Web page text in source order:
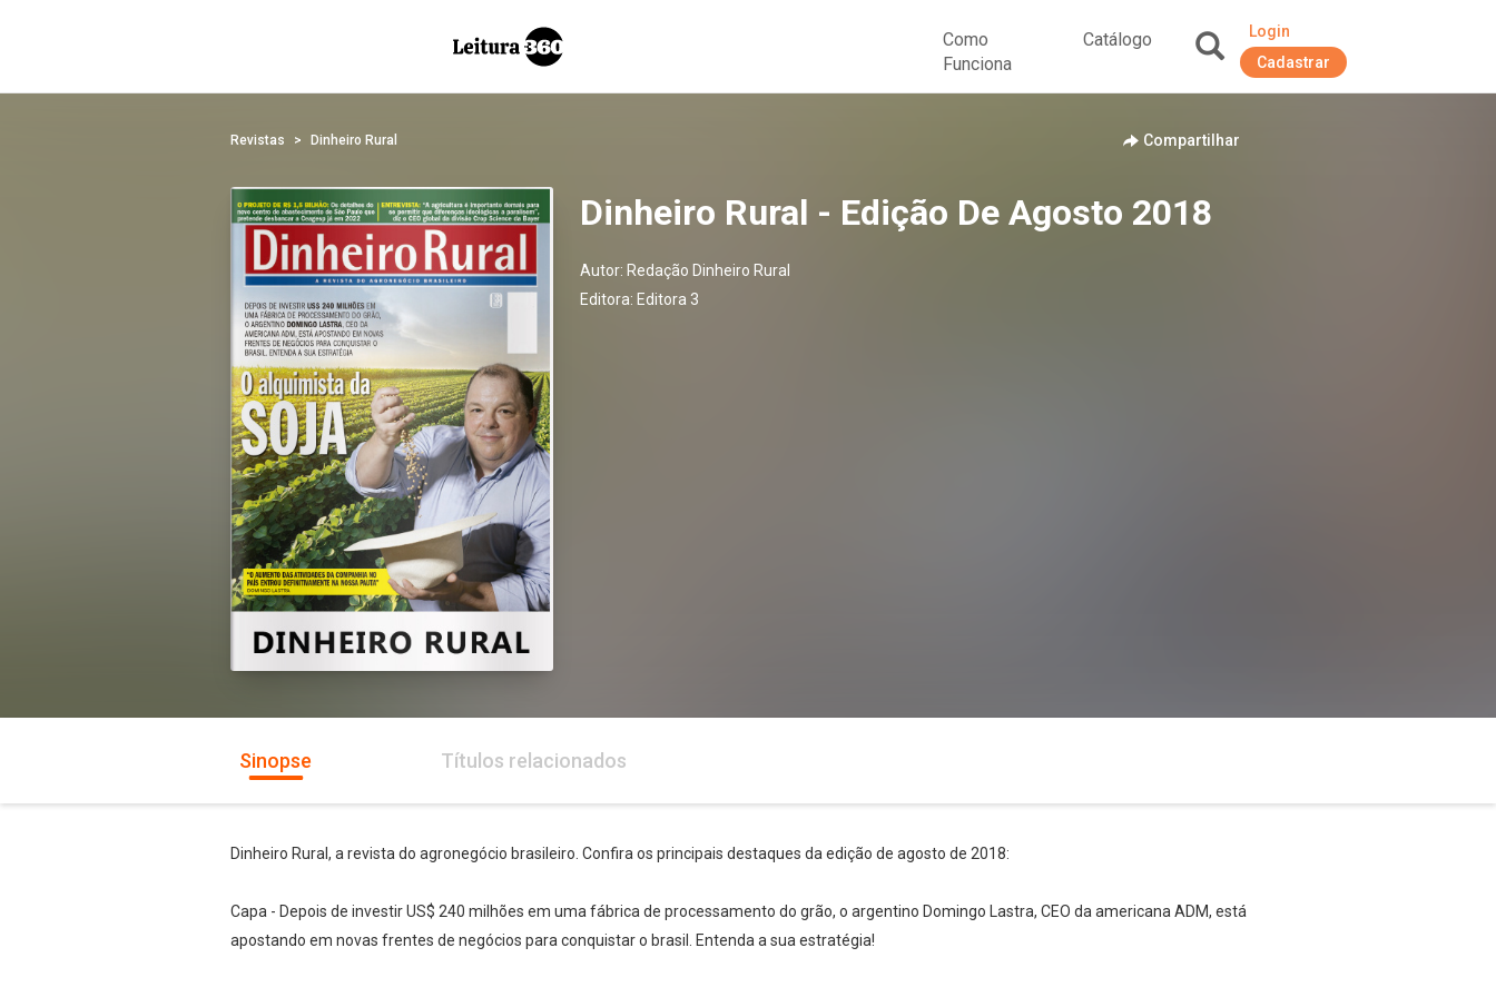
Como
Funciona
Catálogo
Login
Cadastrar
Revistas Dinheiro Rural Compartilhar
Dinheiro Rural - Edição De Agosto 2018
Autor: Redação Dinheiro Rural
Editora: Editora 3
Sinopse Títulos relacionados
Dinheiro Rural, a revista do agronegócio brasileiro. Confira os principais destaques da edição de agosto de 2018:
Capa - Depois de investir US$ 240 milhões em uma fábrica de processamento do grão, o argentino Domingo Lastra, CEO da americana ADM, está
apostando em novas frentes de negócios para conquistar o brasil. Entenda a sua estratégia!